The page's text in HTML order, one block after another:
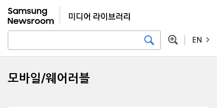
EN
모바일/웨어러블